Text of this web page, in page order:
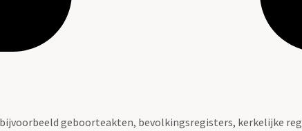
geboorteakten, bevolkingsregisters, kerkelijke